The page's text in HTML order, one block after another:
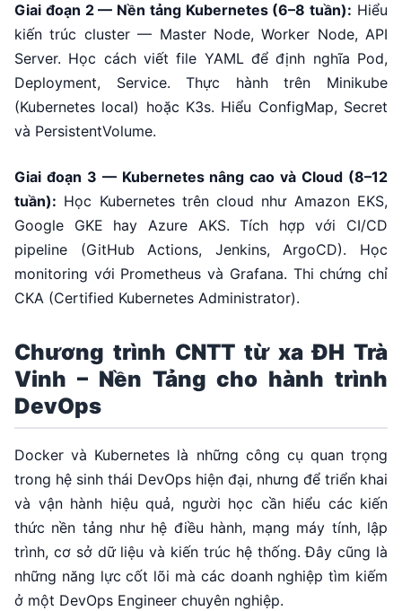
Giai đoạn 2 — Nền tảng Kubernetes (6–8 tuần): Hiểu
kiến trúc cluster — Master Node, Worker Node, API
Server. Học cách viết file YAML để định nghĩa Pod,
Deployment, Service. Thực hành trên Minikube
(Kubernetes local) hoặc K3s. Hiểu ConfigMap, Secret
và PersistentVolume.
Giai đoạn 3 — Kubernetes nâng cao và Cloud (8–12
tuần): Học Kubernetes trên cloud như Amazon EKS,
Google GKE hay Azure AKS. Tích hợp với CI/CD
pipeline (GitHub Actions, Jenkins, ArgoCD). Học
monitoring với Prometheus và Grafana. Thi chứng chỉ
CKA (Certified Kubernetes Administrator).
Chương trình CNTT từ xa ĐH Trà
Vinh – Nền Tảng cho hành trình
DevOps
Docker và Kubernetes là những công cụ quan trọng
trong hệ sinh thái DevOps hiện đại, nhưng để triển khai
và vận hành hiệu quả, người học cần hiểu các kiến
thức nền tảng như hệ điều hành, mạng máy tính, lập
trình, cơ sở dữ liệu và kiến trúc hệ thống. Đây cũng là
những năng lực cốt lõi mà các doanh nghiệp tìm kiếm
ở một DevOps Engineer chuyên nghiệp.